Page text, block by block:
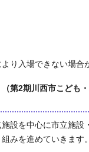
り入場できない場合
第2期川西市こども
設を中心に市立施設
みを進めていきます。